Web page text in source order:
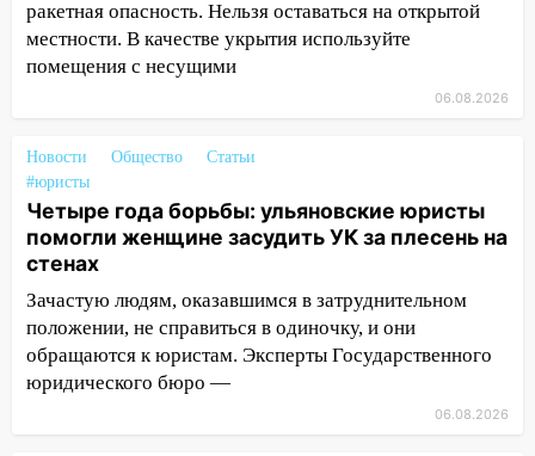
покровительство
15:32 На «кольце» кроссовер сбил 18-
15:00
В Ульяновске после тройного ДТП
госпитализировали 25-летнего байкера
14:32 На Ульяновскую область
надвигается жара
подробности серьезной аварии на
Фруктовой
13:30 В Димитровграде на улице
ракетная опасность. Нельзя оставаться на открытой
местности. В качестве укрытия используйте
помещения с несущими
06.08.2026
Новости Общество
Статьи
#юристы
Четыре года борьбы: ульяновские юристы
помогли женщине засудить УК за плесень на
стенах
Зачастую людям, оказавшимся в затруднительном
положении, не справиться в одиночку, и они
обращаются к юристам. Эксперты Государственного
юридического бюро —
06.08.2026